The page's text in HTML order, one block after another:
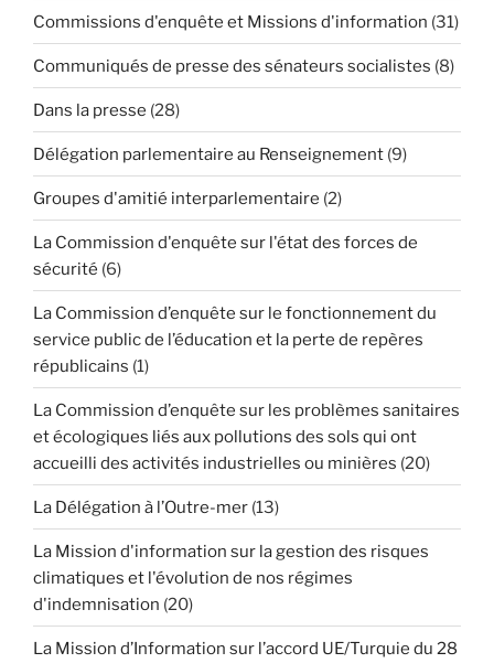
Commissions d'enquête et Missions d'information (31)
Communiqués de presse des sénateurs socialistes (8)
Dans la presse (28)
Délégation parlementaire au Renseignement (9)
Groupes d'amitié interparlementaire (2)
La Commission d'enquête sur l'état des forces de
sécurité (6)
La Commission d’enquête sur le fonctionnement du
service public de l’éducation et la perte de repères
républicains (1)
La Commission d’enquête sur les problèmes sanitaires
et écologiques liés aux pollutions des sols qui ont
accueilli des activités industrielles ou minières (20)
La Délégation à l’Outre-mer (13)
La Mission d'information sur la gestion des risques
climatiques et l'évolution de nos régimes
d'indemnisation (20)
La Mission d’Information sur l’accord UE/Turquie du 28